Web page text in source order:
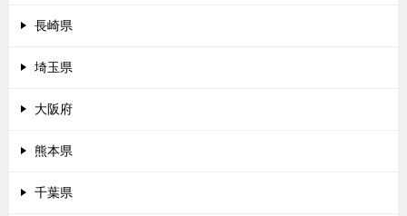
長崎県
埼玉県
大阪府
熊本県
千葉県